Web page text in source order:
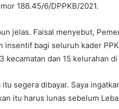
188.45/6/DPPKB/2021.
jelas. Faisal menyebut,
insentif bagi seluruh kader
kecamatan dan 15 kelurahan di
itu segera dibayar. Saya
itu harus lunas sebelum